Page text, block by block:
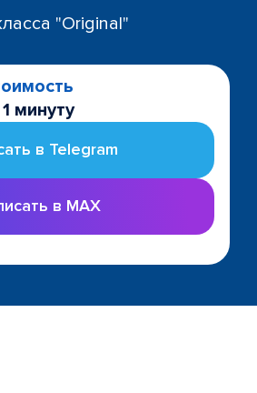
"Original"
минуту
в Telegram
в MAX